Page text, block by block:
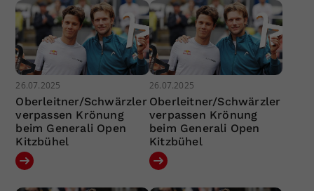
26.07.2025
Oberleitner/Schwärzler
verpassen Krönung
beim Generali Open
Kitzbühel
26.07.2025
Oberleitner/Schwärzler
verpassen Krönung
beim Generali Open
Kitzbühel